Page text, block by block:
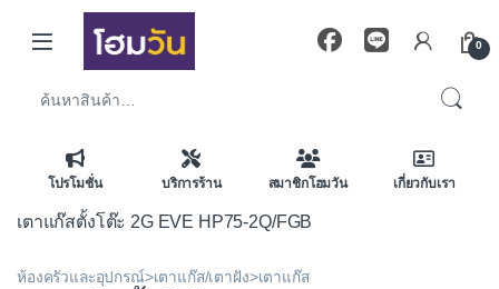
Skip to navigation
Skip to content
0
โปรโมชั่น บริการร้าน สมาชิกโฮมวัน เกี่ยวกับเรา
เตาแก๊สตั้งโต๊ะ 2G EVE HP75-2Q/FGB
ห้องครัวและอุปกรณ์>เตาแก๊ส/เตาฝัง>เตาแก๊ส